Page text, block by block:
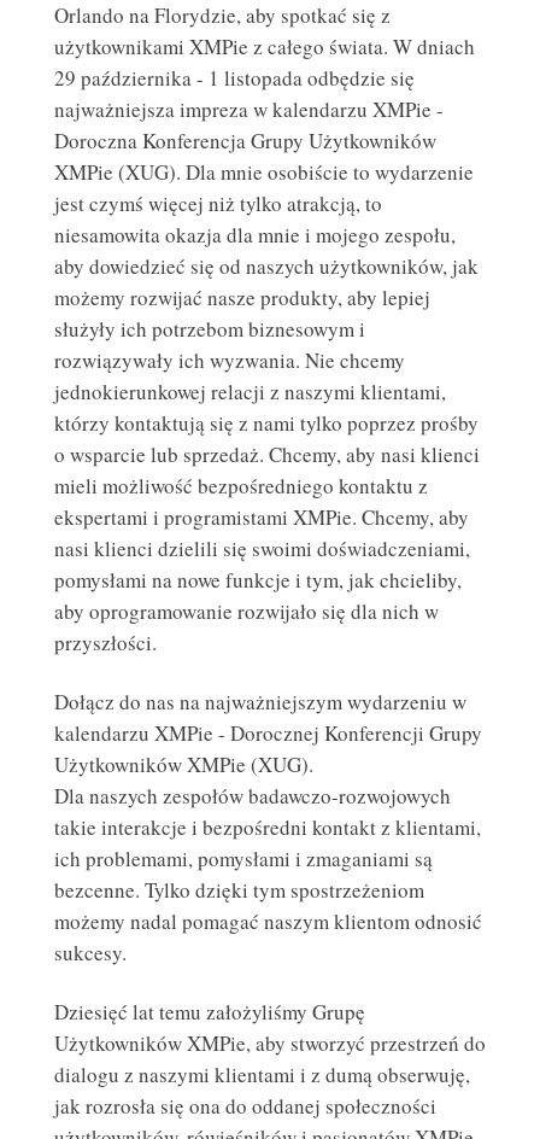
Orlando na Florydzie, aby spotkać się z
użytkownikami XMPie z całego świata. W dniach
29 października - 1 listopada odbędzie się
najważniejsza impreza w kalendarzu XMPie -
Doroczna Konferencja Grupy Użytkowników
XMPie (XUG). Dla mnie osobiście to wydarzenie
jest czymś więcej niż tylko atrakcją, to
niesamowita okazja dla mnie i mojego zespołu,
aby dowiedzieć się od naszych użytkowników, jak
możemy rozwijać nasze produkty, aby lepiej
służyły ich potrzebom biznesowym i
rozwiązywały ich wyzwania. Nie chcemy
jednokierunkowej relacji z naszymi klientami,
którzy kontaktują się z nami tylko poprzez prośby
o wsparcie lub sprzedaż. Chcemy, aby nasi klienci
mieli możliwość bezpośredniego kontaktu z
ekspertami i programistami XMPie. Chcemy, aby
nasi klienci dzielili się swoimi doświadczeniami,
pomysłami na nowe funkcje i tym, jak chcieliby,
aby oprogramowanie rozwijało się dla nich w
przyszłości.
Dołącz do nas na najważniejszym wydarzeniu w
kalendarzu XMPie - Dorocznej Konferencji Grupy
Użytkowników XMPie (XUG).
Dla naszych zespołów badawczo-rozwojowych
takie interakcje i bezpośredni kontakt z klientami,
ich problemami, pomysłami i zmaganiami są
bezcenne. Tylko dzięki tym spostrzeżeniom
możemy nadal pomagać naszym klientom odnosić
sukcesy.
Dziesięć lat temu założyliśmy Grupę
Użytkowników XMPie, aby stworzyć przestrzeń do
dialogu z naszymi klientami i z dumą obserwuję,
jak rozrosła się ona do oddanej społeczności